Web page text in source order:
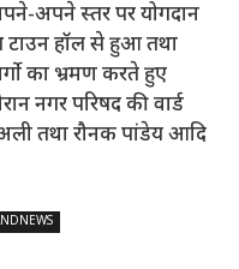
अपने स्तर पर योगदान
टाउन हॉल से हुआ तथा
का भ्रमण करते हुए
नगर परिषद की वार्ड
तथा रौनक पांडेय आदि